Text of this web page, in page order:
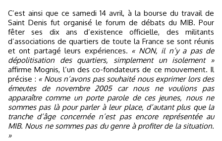
C’est ainsi que ce samedi 14 avril, à la bourse du travail de
Saint Denis fut organisé le forum de débats du MIB. Pour
fêter ses dix ans d’existence officielle, des militants
d’associations de quartiers de toute la France se sont réunis
et ont partagé leurs expériences. « NON, il n’y a pas de
dépolitisation des quartiers, simplement un isolement »
affirme Mognis, l’un des co-fondateurs de ce mouvement. Il
précise : « Nous n’avons pas souhaité nous exprimer lors des
émeutes de novembre 2005 car nous ne voulions pas
apparaître comme un porte parole de ces jeunes, nous ne
sommes pas là pour parler à leur place, d’autant plus que la
tranche d’âge concernée n’est pas encore représentée au
MIB. Nous ne sommes pas du genre à profiter de la situation.
»